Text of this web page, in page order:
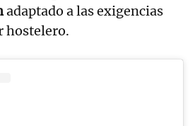
adaptado a las exigencias
hostelero.